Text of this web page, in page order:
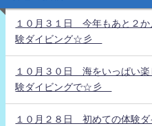
１０月３１日 今年もあと２
験ダイビング☆彡
１０月３０日 海をいっぱい
験ダイビングで☆彡
１０月２８日 初めての体験ダ